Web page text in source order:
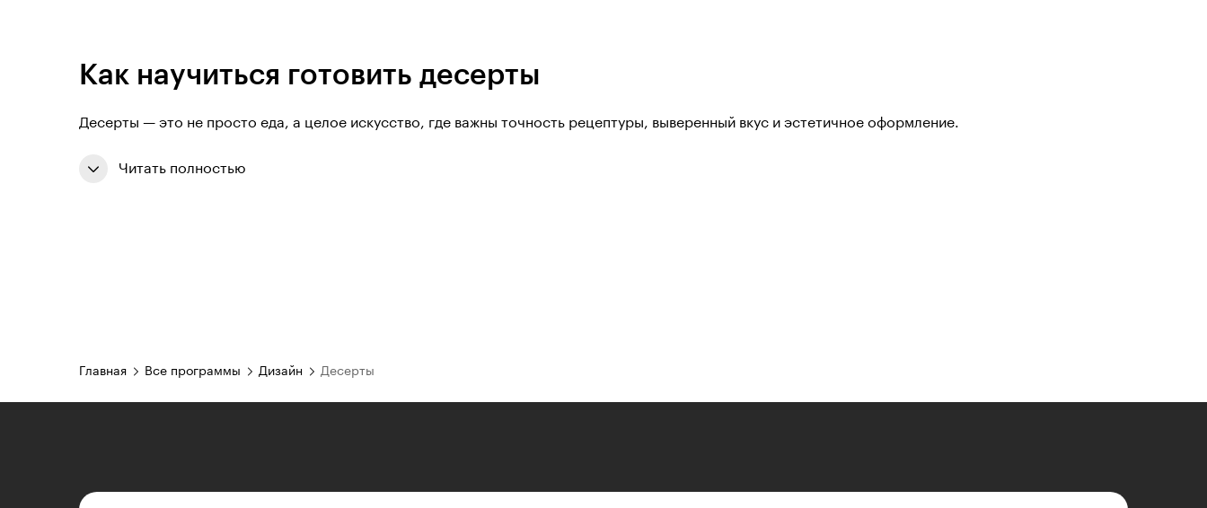
Как научиться готовить десерты
Десерты — это не просто еда, а целое искусство, где важны точность рецептуры, выверенный вкус и эстетичное оформление.
Читать полностью
Главная Все программы Дизайн Десерты